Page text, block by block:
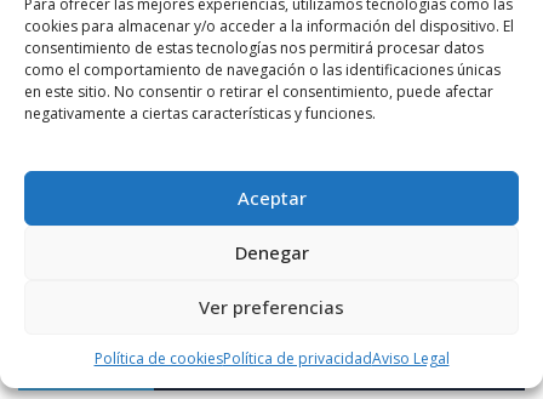
cookies para almacenar y/o acceder a la información del dispositivo. El
consentimiento de estas tecnologías nos permitirá procesar datos
como el comportamiento de navegación o las identificaciones únicas
en este sitio. No consentir o retirar el consentimiento, puede afectar
negativamente a ciertas características y funciones.
Aceptar
Denegar
Ver preferencias
Política de cookiesPolítica de privacidadAviso Legal
aprobado.
cómo se procesan los datos de tus comentarios.
PUBLICIDAD